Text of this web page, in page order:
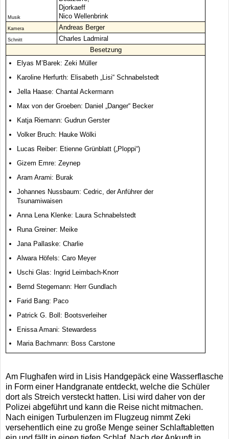
Musik
Djorkaeff
Nico Wellenbrink
Kamera Andreas Berger
Schnitt
Charles Ladmiral
Besetzung
Elyas M’Barek: Zeki Müller
Karoline Herfurth: Elisabeth „Lisi“ Schnabelstedt
Jella Haase: Chantal Ackermann
Max von der Groeben: Daniel „Danger“ Becker
Katja Riemann: Gudrun Gerster
Volker Bruch: Hauke Wölki
Lucas Reiber: Etienne Grünblatt („Ploppi“)
Gizem Emre: Zeynep
Aram Arami: Burak
Johannes Nussbaum: Cedric, der Anführer der
Tsunamiwaisen
Anna Lena Klenke: Laura Schnabelstedt
Runa Greiner: Meike
Jana Pallaske: Charlie
Alwara Höfels: Caro Meyer
Uschi Glas: Ingrid Leimbach-Knorr
Bernd Stegemann: Herr Gundlach
Farid Bang: Paco
Patrick G. Boll: Bootsverleiher
Enissa Amani: Stewardess
Maria Bachmann: Boss Carstone
Am Flughafen wird in Lisis Handgepäck eine Wasserflasche
in Form einer Handgranate entdeckt, welche die Schüler
dort als Streich versteckt hatten. Lisi wird daher von der
Polizei abgeführt und kann die Reise nicht mitmachen.
Nach einigen Turbulenzen im Flugzeug nimmt Zeki
versehentlich eine zu große Menge seiner Schlaftabletten